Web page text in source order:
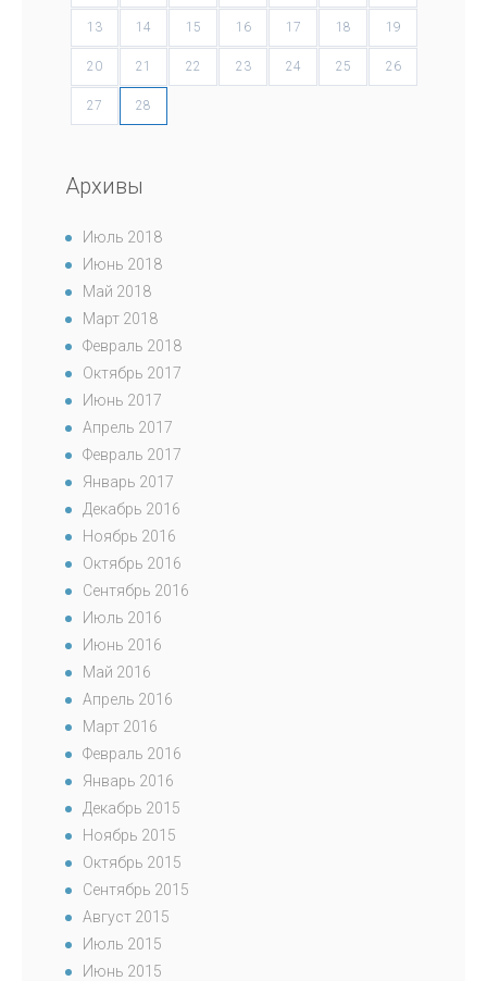
13 14 15 16 17 18 19
20 21 22 23 24 25 26
27 28
Архивы
Июль 2018
Июнь 2018
Май 2018
Март 2018
Февраль 2018
Октябрь 2017
Июнь 2017
Апрель 2017
Февраль 2017
Январь 2017
Декабрь 2016
Ноябрь 2016
Октябрь 2016
Сентябрь 2016
Июль 2016
Июнь 2016
Май 2016
Апрель 2016
Март 2016
Февраль 2016
Январь 2016
Декабрь 2015
Ноябрь 2015
Октябрь 2015
Сентябрь 2015
Август 2015
Июль 2015
Июнь 2015